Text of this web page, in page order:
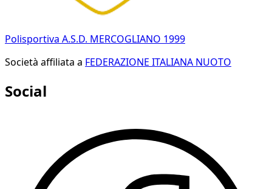
Polisportiva A.S.D. MERCOGLIANO 1999
Società affiliata a FEDERAZIONE ITALIANA NUOTO
Social